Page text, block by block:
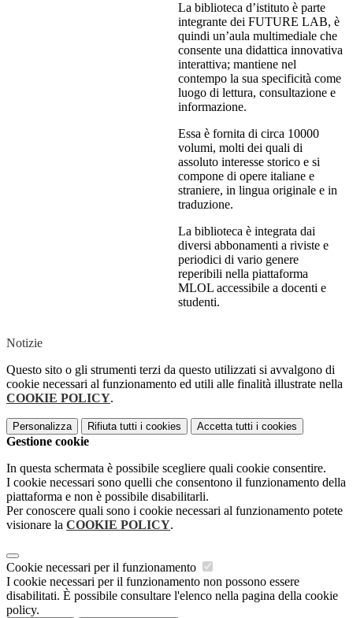
La biblioteca d’istituto è parte
integrante dei FUTURE LAB, è
quindi un’aula multimediale che
consente una didattica innovativa
interattiva; mantiene nel
contempo la sua specificità come
luogo di lettura, consultazione e
informazione.
Essa è fornita di circa 10000
volumi, molti dei quali di
assoluto interesse storico e si
compone di opere italiane e
straniere, in lingua originale e in
traduzione.
La biblioteca è integrata dai
diversi abbonamenti a riviste e
periodici di vario genere
reperibili nella piattaforma
MLOL accessibile a docenti e
studenti.
Notizie
Questo sito o gli strumenti terzi da questo utilizzati si avvalgono di
cookie necessari al funzionamento ed utili alle finalità illustrate nella
COOKIE POLICY.
Personalizza Rifiuta tutti i cookies Accetta tutti i cookies
Gestione cookie
In questa schermata è possibile scegliere quali cookie consentire.
I cookie necessari sono quelli che consentono il funzionamento della
piattaforma e non è possibile disabilitarli.
Per conoscere quali sono i cookie necessari al funzionamento potete
visionare la COOKIE POLICY.
Cookie necessari per il funzionamento
I cookie necessari per il funzionamento non possono essere
disabilitati. È possibile consultare l'elenco nella pagina della cookie
policy.